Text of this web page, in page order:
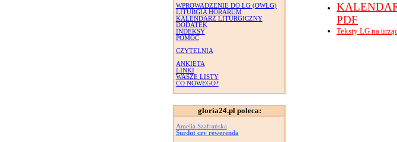
WPROWADZENIE DO LG (OWLG)
LITURGIA HORARUM
KALENDARZ LITURGICZNY
DODATEK
INDEKSY
POMOC
CZYTELNIA
ANKIETA
LINKI
WASZE LISTY
CO NOWEGO?
gloria24.pl poleca:
Amelia Szafrańska
Surdut czy rewerenda
PDF
Teksty LG na